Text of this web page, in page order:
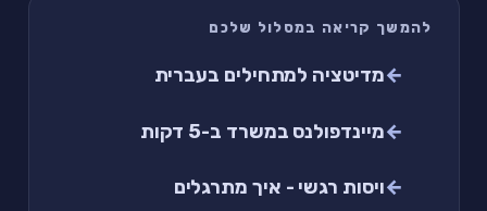
להמשך קריאה במסלול שלכם
מדיטציה למתחילים בעברית
מיינדפולנס במשרד ב-5 דקות
ויסות רגשי - איך מתרגלים